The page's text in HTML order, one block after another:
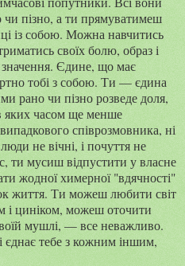
чи пізно, а ти прямуватимеш
із собою. Можна навчитись
своїх болю, образ і
Єдине, що має
тобі з собою. Ти — єдина
рано чи пізно розведе доля,
яких часом ще менше
співрозмовника, ні
не вічні, і почуття не
ти мусиш відпустити у власне
жодної химерної "вдячності"
життя. Ти можеш любити світ
і циніком, можеш оточити
мушлі, — все неважливо.
тебе з кожним іншим,